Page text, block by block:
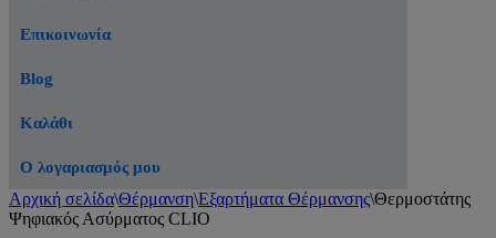
Επικοινωνία
Blog
Καλάθι
Ο λογαριασμός μου
Αρχική σελίδα\Θέρμανση\Εξαρτήματα Θέρμανσης\Θερμοστάτης
Ψηφιακός Ασύρματος CLIO